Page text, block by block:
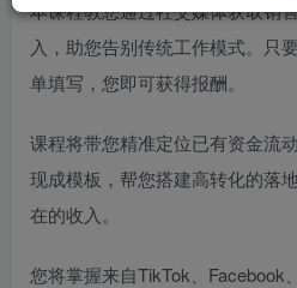
本课程教您通过社交媒体获取销
入，助您告别传统工作模式。只
单填写，您即可获得报酬。
课程将带您精准定位已有资金流
现成模板，帮您搭建高转化的落
在的收入。
您将掌握来自TikTok、Facebook